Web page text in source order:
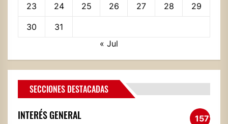
23 24 25 26 27 28 29
30
31
« Jul
SECCIONES DESTACADAS
INTERÉS GENERAL 1572